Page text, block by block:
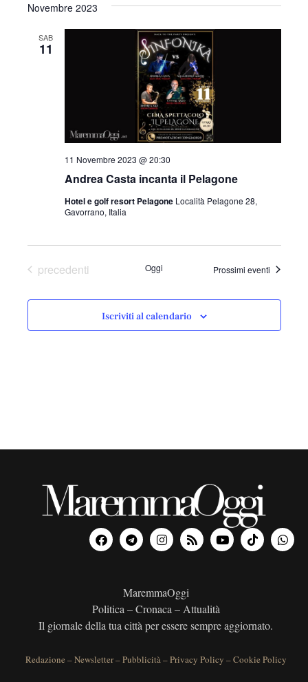
e
Novembre 2023
SAB
11
Andrea Casta incanta il Pelagone
11 Novembre 2023 @ 20:30
Hotel e golf resort Pelagone Località Pelagone 28,
Gavorrano, Italia
Eventi
precedenti Oggi Prossimi eventi
Iscriviti al calendario
MaremmaOggi
Politica – Cronaca – Attualità
Il giornale della tua città per essere sempre aggiornato.
Redazione –Newsletter–Pubblicità–Privacy Policy –Cookie Policy